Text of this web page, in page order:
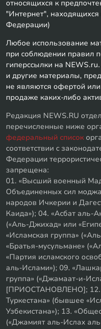
относящихся к
"Интернет", находящихся
Федерации)
Любое использование
при соблюдении правил
гиперссылки на
и другие материалы,
не являются офертой
продаже каких-либо
Редакция NEWS.RU
перечисленные ниже
федеральный список
соответствии с
Федерации
запрещена:
01. «Высший военный
Объединенных сил
народов Ичкерии и
Каида»); 04. «Асбат аль-
(«Аль-Джихад» или
«Исламская группа»
«Братья-мусульмане»
«Партия исламского
аль-Ислами»); 09.
группа» («Джамаат-и-
[ПРИОСТАНОВЛЕНО]; 12.
Туркестана» (бывшее
Узбекистана»); 13.
(«Джамият аль-Ислах